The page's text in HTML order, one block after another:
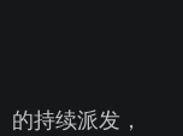
持续派发，